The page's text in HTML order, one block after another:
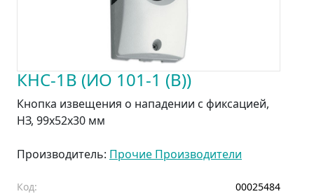
КНС-1В (ИО 101-1 (В))
Кнопка извещения о нападении с фиксацией,
НЗ, 99х52х30 мм
Производитель: Прочие Производители
Код:
00025484